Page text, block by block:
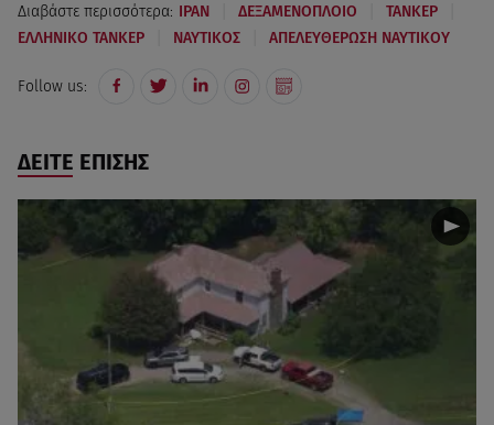
Διαβάστε περισσότερα: ΙΡΑΝ ΔΕΞΑΜΕΝΟΠΛΟΙΟ ΤΑΝΚΕΡ
ΕΛΛΗΝΙΚΟ ΤΑΝΚΕΡ ΝΑΥΤΙΚΟΣ ΑΠΕΛΕΥΘΕΡΩΣΗ ΝΑΥΤΙΚΟΥ
Follow us:
ΔΕΙΤΕ ΕΠΙΣΗΣ